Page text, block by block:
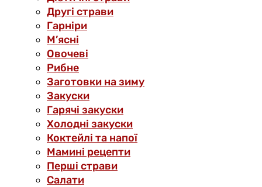
Другі страви
Гарніри
М’ясні
Овочеві
Рибне
Заготовки на зиму
Закуски
Гарячі закуски
Холодні закуски
Коктейлі та напої
Мамині рецепти
Перші страви
Салати